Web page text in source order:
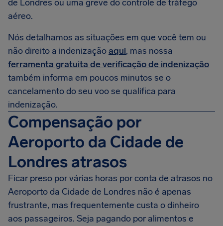
de Londres ou uma greve do controle de tráfego
aéreo.
Nós detalhamos as situações em que você tem ou
não direito a indenizaçãoaqui, mas nossa
ferramenta gratuita de verificação de indenização
também informa em poucos minutos se o
cancelamento do seu voo se qualifica para
indenização.
Compensação por
Aeroporto da Cidade de
Londres atrasos
Ficar preso por várias horas por conta de atrasos no
Aeroporto da Cidade de Londres não é apenas
frustrante, mas frequentemente custa o dinheiro
aos passageiros. Seja pagando por alimentos e